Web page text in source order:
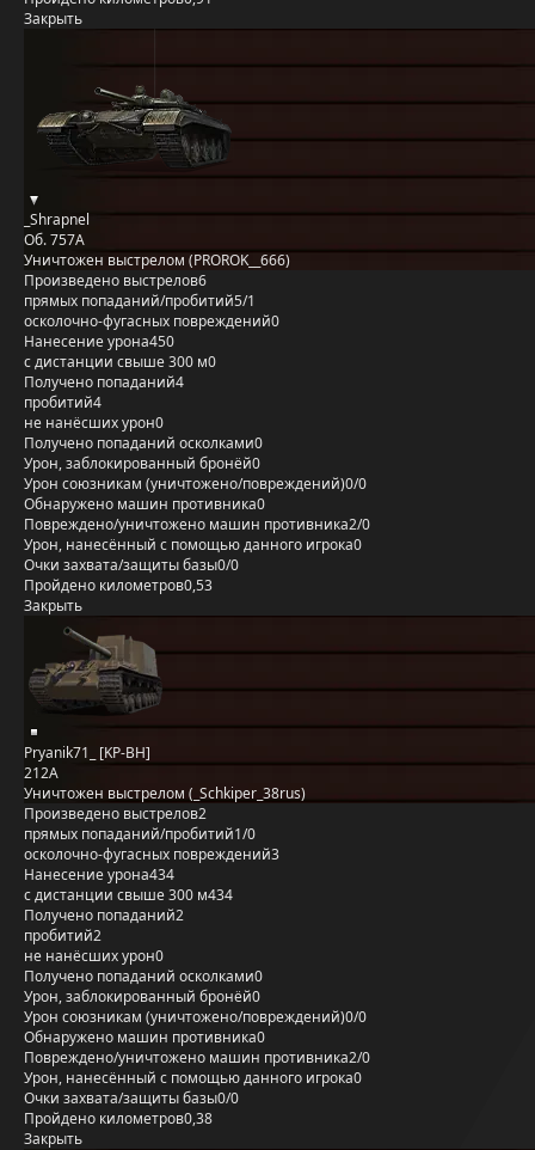
Закрыть
_Shrapnel
Об. 757А
Уничтожен выстрелом (PROROK__666)
Произведено выстрелов6
прямых попаданий/пробитий5/1
осколочно-фугасных повреждений0
Нанесение урона450
с дистанции свыше 300 м0
Получено попаданий4
пробитий4
не нанёсших урон0
Получено попаданий осколками0
Урон, заблокированный бронёй0
Урон союзникам (уничтожено/повреждений)0/0
Обнаружено машин противника0
Повреждено/уничтожено машин противника2/0
Урон, нанесённый с помощью данного игрока0
Очки захвата/защиты базы0/0
Пройдено километров0,53
Закрыть
Pryanik71_ [KP-BH]
212А
Уничтожен выстрелом (_Schkiper_38rus)
Произведено выстрелов2
прямых попаданий/пробитий1/0
осколочно-фугасных повреждений3
Нанесение урона434
с дистанции свыше 300 м434
Получено попаданий2
пробитий2
не нанёсших урон0
Получено попаданий осколками0
Урон, заблокированный бронёй0
Урон союзникам (уничтожено/повреждений)0/0
Обнаружено машин противника0
Повреждено/уничтожено машин противника2/0
Урон, нанесённый с помощью данного игрока0
Очки захвата/защиты базы0/0
Пройдено километров0,38
Закрыть